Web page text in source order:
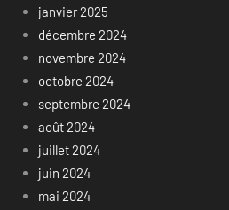
janvier 2025
décembre 2024
novembre 2024
octobre 2024
septembre 2024
août 2024
juillet 2024
juin 2024
mai 2024